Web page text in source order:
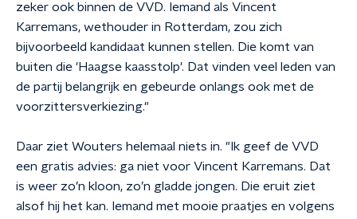
zeker ook binnen de VVD. Iemand als Vincent
Karremans, wethouder in Rotterdam, zou zich
bijvoorbeeld kandidaat kunnen stellen. Die komt van
buiten die 'Haagse kaasstolp'. Dat vinden veel leden van
de partij belangrijk en gebeurde onlangs ook met de
voorzittersverkiezing."
Daar ziet Wouters helemaal niets in. "Ik geef de VVD
een gratis advies: ga niet voor Vincent Karremans. Dat
is weer zo’n kloon, zo’n gladde jongen. Die eruit ziet
alsof hij het kan. Iemand met mooie praatjes en volgens